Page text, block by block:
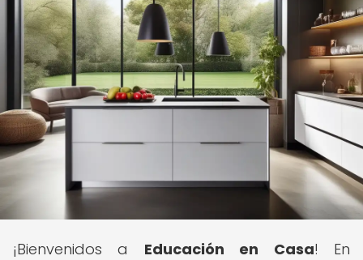
¡Bienvenidos a Educación en Casa! En